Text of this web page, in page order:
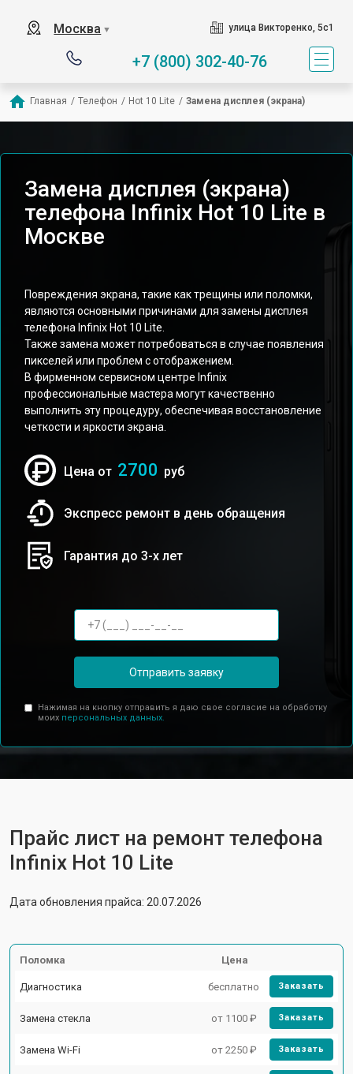
Москва ▼ улица Викторенко, 5с1
+7 (800) 302-40-76
Главная / Телефон / Hot 10 Lite / Замена дисплея (экрана)
Замена дисплея (экрана)
телефона Infinix Hot 10 Lite в
Москве
Повреждения экрана, такие как трещины или поломки,
являются основными причинами для замены дисплея
телефона Infinix Hot 10 Lite.
Также замена может потребоваться в случае появления
пикселей или проблем с отображением.
В фирменном сервисном центре Infinix
профессиональные мастера могут качественно
выполнить эту процедуру, обеспечивая восстановление
четкости и яркости экрана.
Цена от 2700 руб
Экспресс ремонт в день обращения
Гарантия до 3-х лет
Отправить заявку
Нажимая на кнопку отправить я даю свое согласие на обработку
моих персональных данных.
Прайс лист на ремонт телефона
Infinix Hot 10 Lite
Дата обновления прайса: 20.07.2026
Поломка Цена
Диагностика бесплатно Заказать
Замена стекла от 1100 ₽ Заказать
Замена Wi-Fi от 2250 ₽ Заказать